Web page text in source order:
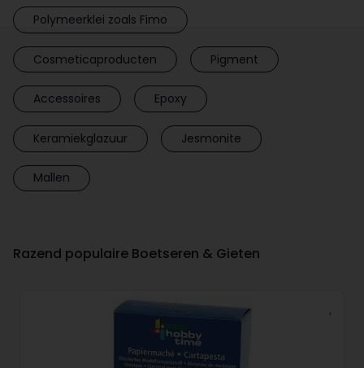
Polymeerklei zoals Fimo
Cosmeticaproducten Pigment
Accessoires Epoxy
Keramiekglazuur Jesmonite
Mallen
Razend populaire Boetseren & Gieten